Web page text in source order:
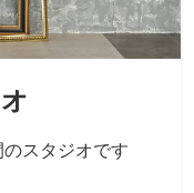
スタジオです